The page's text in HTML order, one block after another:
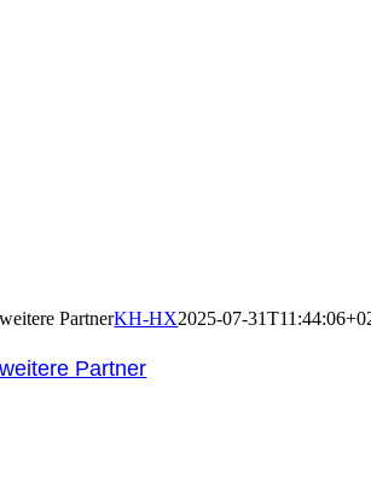
weitere PartnerKH-HX2025-07-
weitere Partner